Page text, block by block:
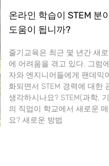
온라인 학습이 STEM 분
도움이 됩니까?
줄기교육은 최근 몇 년간 새
에 어려움을 겪고 있다. 그럼
자와 엔지니어들에게 팬데믹
화되면서 STEM 경력에 대한
생각하시나요? STEM(과학,
의 직업이 학교에서 새로운
요? 새로운 방법